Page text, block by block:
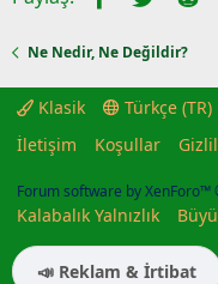
Ne Nedir, Ne Değildir?
Klasik
Türkçe (TR)
İletişim
Koşullar
Forum software by XenForo™
Kalabalık Yalnızlık
📣 Reklam & İrtibat